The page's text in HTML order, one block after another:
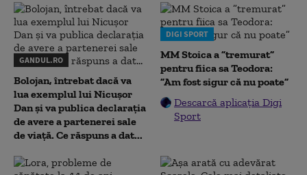
GANDUL.RO
Bolojan, întrebat dacă va
lua exemplul lui Nicușor
Dan și va publica declarația
de avere a partenerei sale
de viață. Ce răspuns a dat...
DIGI SPORT
MM Stoica a ”tremurat”
pentru fiica sa Teodora:
”Am fost sigur că nu poate”
Descarcă aplicația Digi
Sport